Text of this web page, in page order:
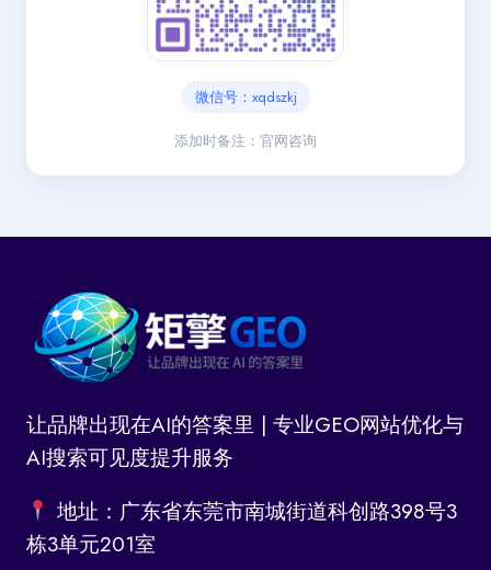
微信号：xqdszkj
添加时备注：官网咨询
让品牌出现在AI的答案里 | 专业GEO网站优化与
AI搜索可见度提升服务
地址：广东省东莞市南城街道科创路398号3
栋3单元201室